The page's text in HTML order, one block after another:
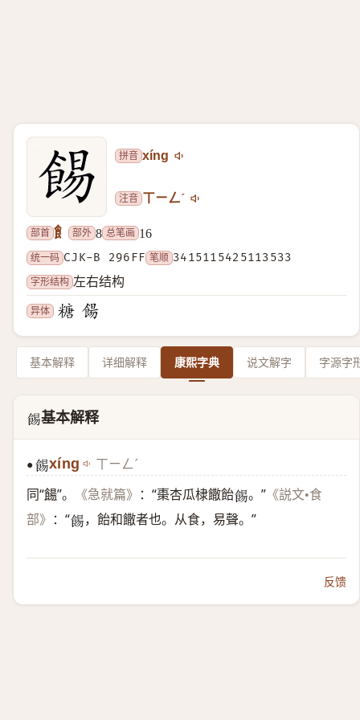
拼音 xíng
注音 ㄒㄧㄥˊ
部首 飠 部外 8 总笔画 16
统一码 CJK-B 296FF 笔顺 3415115425113533
字形结构 左右结构
异体
基本解释 详细解释 康熙字典 说文解字 字源字
𩛿基本解释
● 𩛿 xíng ㄒㄧㄥˊ
同“餳”。 《急就篇》 ：“棗杏瓜棣饊飴𩛿 。” 《説文•食
部》
：“𩛿 ，飴和饊者也。从食，易聲。”
反馈